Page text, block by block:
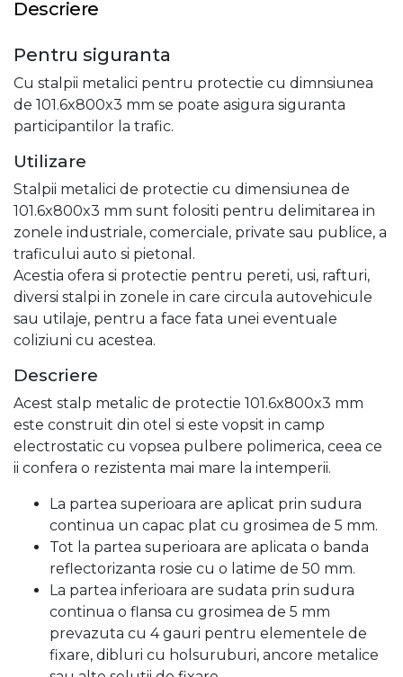
Descriere
Pentru siguranta
Cu stalpii metalici pentru protectie cu dimnsiunea
de 101.6x800x3 mm se poate asigura siguranta
participantilor la trafic.
Utilizare
Stalpii metalici de protectie cu dimensiunea de
101.6x800x3 mm sunt folositi pentru delimitarea in
zonele industriale, comerciale, private sau publice, a
traficului auto si pietonal.
Acestia ofera si protectie pentru pereti, usi, rafturi,
diversi stalpi in zonele in care circula autovehicule
sau utilaje, pentru a face fata unei eventuale
coliziuni cu acestea.
Descriere
Acest stalp metalic de protectie 101.6x800x3 mm
este construit din otel si este vopsit in camp
electrostatic cu vopsea pulbere polimerica, ceea ce
ii confera o rezistenta mai mare la intemperii.
La partea superioara are aplicat prin sudura
continua un capac plat cu grosimea de 5 mm.
Tot la partea superioara are aplicata o banda
reflectorizanta rosie cu o latime de 50 mm.
La partea inferioara are sudata prin sudura
continua o flansa cu grosimea de 5 mm
prevazuta cu 4 gauri pentru elementele de
fixare, dibluri cu holsuruburi, ancore metalice